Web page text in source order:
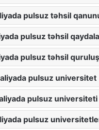
pulsuz təhsil
pulsuz təhsil
pulsuz təhsil
pulsuz universitet
pulsuz universiteti
pulsuz